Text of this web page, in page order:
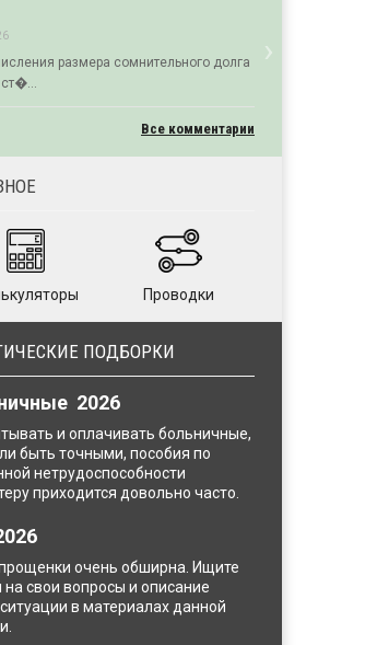
размера сомнительного долга
›Next
Все комментарии
Проводки
ПОДБОРКИ
2026
и оплачивать больничные,
быть точными, пособия по
нетрудоспособности
приходится довольно часто.
очень обширна. Ищите
на свои вопросы и описание
в материалах данной